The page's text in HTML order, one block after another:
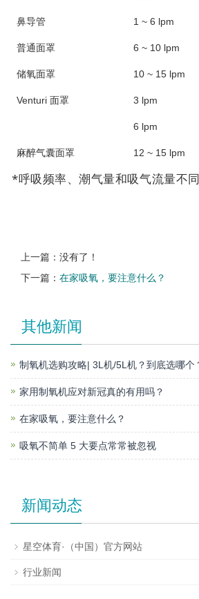
鼻导管 1 ~ 6 lpm
普通面罩 6 ~ 10 lpm
储氧面罩 10 ~ 15 lpm
Venturi 面罩 3 lpm
6 lpm
麻醉气囊面罩 12 ~ 15 lpm
*呼吸频率、潮气量和吸气流量不
上一篇：没有了！
下一篇： 在家吸氧，要注意什么？
其他新闻
制氧机选购攻略| 3L机/5L机？到底选哪个
家用制氧机应对新冠真的有用吗？
在家吸氧，要注意什么？
吸氧不简单 5 大要点常常被忽视
新闻动态
星空体育·（中国）官方网站
行业新闻